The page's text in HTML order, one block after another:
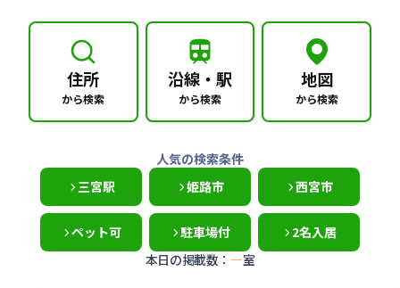
住所
から検索
沿線・駅
から検索
地図
から検索
人気の検索条件
三宮駅
姫路市 西宮市
ペット可 駐車場付
2名入居
本日の掲載数： —室